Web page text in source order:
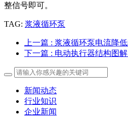
整信号即可。
TAG: 浆液循环泵
上一篇 : 浆液循环泵电流降
下一篇 : 电动执行器结构图
新闻动态
行业知识
企业新闻